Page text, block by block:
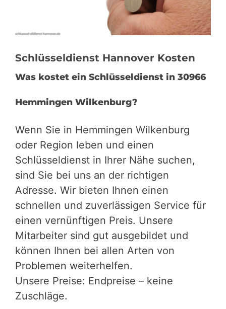
Schlüsseldienst Hannover Kosten
Was kostet ein Schlüsseldienst in 30966
Hemmingen Wilkenburg?
Wenn Sie in Hemmingen Wilkenburg
oder Region leben und einen
Schlüsseldienst in Ihrer Nähe suchen,
sind Sie bei uns an der richtigen
Adresse. Wir bieten Ihnen einen
schnellen und zuverlässigen Service für
einen vernünftigen Preis. Unsere
Mitarbeiter sind gut ausgebildet und
können Ihnen bei allen Arten von
Problemen weiterhelfen.
Unsere Preise: Endpreise – keine
Zuschläge.